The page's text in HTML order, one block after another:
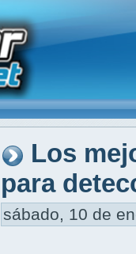
Los
para
sábado, 10 de